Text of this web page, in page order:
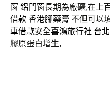
窗 鋁門窗長期為廠礦,在上
借款 香港腳藥膏 不但可以
車借款安全喜鴻旅行社 台
膠原蛋白增生,